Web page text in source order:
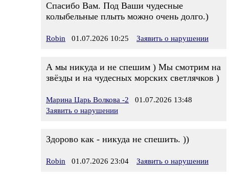
Спасибо Вам. Под Ваши чудесные
колыбельные плыть можно очень долго.)
Robin 01.07.2026 10:25 Заявить о нарушении
А мы никуда и не спешим ) Мы смотрим на
звёзды и на чудесных морских светлячков )
Марина Царь Волкова -2 01.07.2026 13:48
Заявить о нарушении
Здорово как - никуда не спешить. ))
Robin 01.07.2026 23:04 Заявить о нарушении